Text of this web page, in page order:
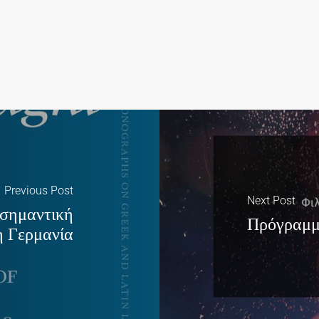
Previous Post
Γερμανία
Next Post